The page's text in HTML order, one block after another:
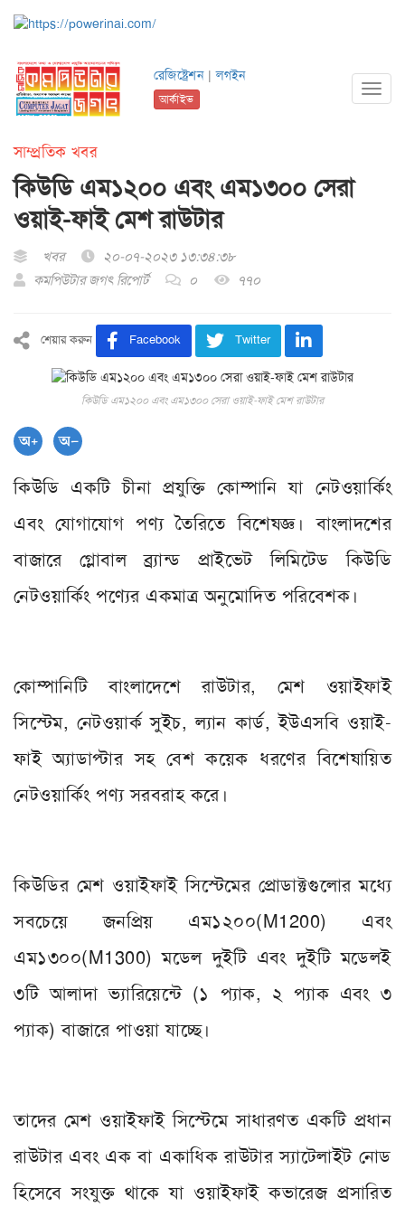
রেজিষ্ট্রেশন |লগইন
আর্কাইভ
সাম্প্রতিক খবর
কিউডি এম১২০০ এবং এম১৩০০ সেরা
ওয়াই-ফাই মেশ রাউটার
খবর
২০-০৭-২০২৩ ১৩:৩৪:৩৮
কমপিউটার জগৎ রিপোর্ট
০ ৭৭০
শেয়ার করুন Facebook Twitter
কিউডি এম১২০০ এবং এম১৩০০ সেরা ওয়াই-ফাই মেশ রাউটার
কিউডি একটি চীনা প্রযুক্তি কোম্পানি যা নেটওয়ার্কিং
এবং যোগাযোগ পণ্য তৈরিতে বিশেষজ্ঞ। বাংলাদশের
বাজারে গ্লোবাল ব্র্যান্ড প্রাইভেট লিমিটেড কিউডি
নেটওয়ার্কিং পণ্যের একমাত্র অনুমোদিত পরিবেশক।
কোম্পানিটি বাংলাদেশে রাউটার, মেশ ওয়াইফাই
সিস্টেম, নেটওয়ার্ক সুইচ, ল্যান কার্ড, ইউএসবি ওয়াই-
ফাই অ্যাডাপ্টার সহ বেশ কয়েক ধরণের বিশেষায়িত
নেটওয়ার্কিং পণ্য সরবরাহ করে।
কিউডির মেশ ওয়াইফাই সিস্টেমের প্রোডাক্টগুলোর মধ্যে
সবচেয়ে জনপ্রিয় এম১২০০(M1200) এবং
এম১৩০০(M1300) মডেল দুইটি এবং দুইটি মডেলই
৩টি আলাদা ভ্যারিয়েন্টে (১ প্যাক, ২ প্যাক এবং ৩
প্যাক) বাজারে পাওয়া যাচ্ছে।
তাদের মেশ ওয়াইফাই সিস্টেমে সাধারণত একটি প্রধান
রাউটার এবং এক বা একাধিক রাউটার স্যাটেলাইট নোড
হিসেবে সংযুক্ত থাকে যা ওয়াইফাই কভারেজ প্রসারিত